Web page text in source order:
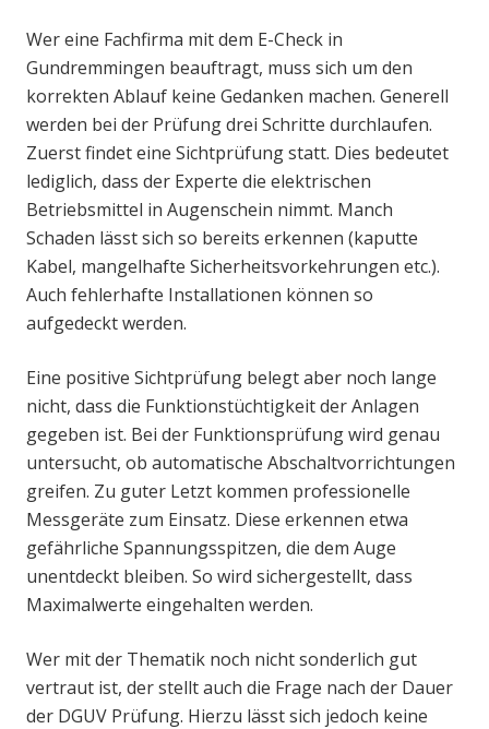
Wer eine Fachfirma mit dem E-Check in
Gundremmingen beauftragt, muss sich um den
korrekten Ablauf keine Gedanken machen. Generell
werden bei der Prüfung drei Schritte durchlaufen.
Zuerst findet eine Sichtprüfung statt. Dies bedeutet
lediglich, dass der Experte die elektrischen
Betriebsmittel in Augenschein nimmt. Manch
Schaden lässt sich so bereits erkennen (kaputte
Kabel, mangelhafte Sicherheitsvorkehrungen etc.).
Auch fehlerhafte Installationen können so
aufgedeckt werden.
Eine positive Sichtprüfung belegt aber noch lange
nicht, dass die Funktionstüchtigkeit der Anlagen
gegeben ist. Bei der Funktionsprüfung wird genau
untersucht, ob automatische Abschaltvorrichtungen
greifen. Zu guter Letzt kommen professionelle
Messgeräte zum Einsatz. Diese erkennen etwa
gefährliche Spannungsspitzen, die dem Auge
unentdeckt bleiben. So wird sichergestellt, dass
Maximalwerte eingehalten werden.
Wer mit der Thematik noch nicht sonderlich gut
vertraut ist, der stellt auch die Frage nach der Dauer
der DGUV Prüfung. Hierzu lässt sich jedoch keine